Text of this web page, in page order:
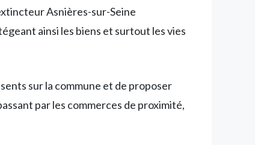
Asnières-sur-Seine
ainsi les biens et surtout les vies
sur la commune et de proposer
par les commerces de proximité,